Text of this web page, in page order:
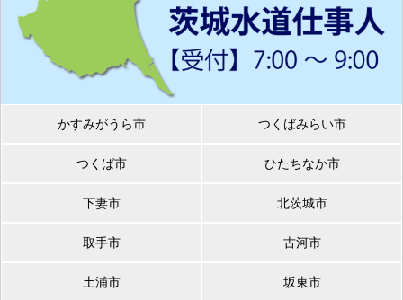
かすみがうら市 つくばみらい市
つくば市 ひたちなか市
下妻市 北茨城市
取手市 古河市
土浦市 坂東市